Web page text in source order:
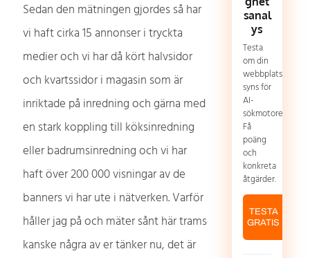
Sedan den mätningen gjordes så har
vi haft cirka 15 annonser i tryckta
medier och vi har då kört halvsidor
och kvartssidor i magasin som är
inriktade på inredning och gärna med
en stark koppling till köksinredning
eller badrumsinredning och vi har
haft över 200 000 visningar av de
banners vi har ute i nätverken. Varför
håller jag på och mäter sånt här trams
kanske några av er tänker nu, det är
sanal
ys
Testa
om din
webbplats
syns för
AI-
sökmotorer.
Få
poäng
och
konkreta
åtgärder.
TESTA
GRATIS